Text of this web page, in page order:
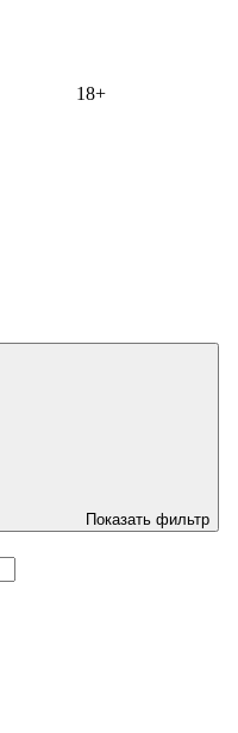
18+
Показать фильтр